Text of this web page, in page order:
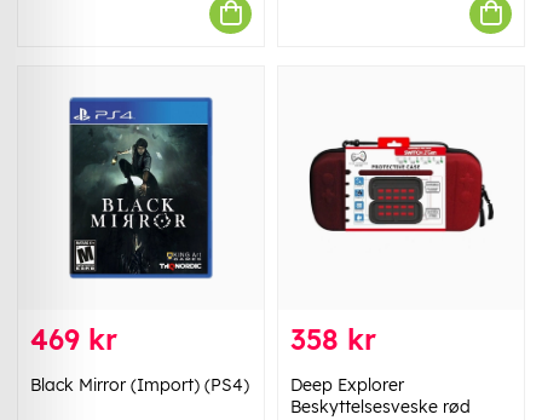
469 kr
Black Mirror (Import) (PS4)
358 kr
Deep Explorer
Beskyttelsesveske rød